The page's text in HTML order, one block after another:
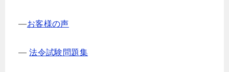
―お客様の声
―法令試験問題集